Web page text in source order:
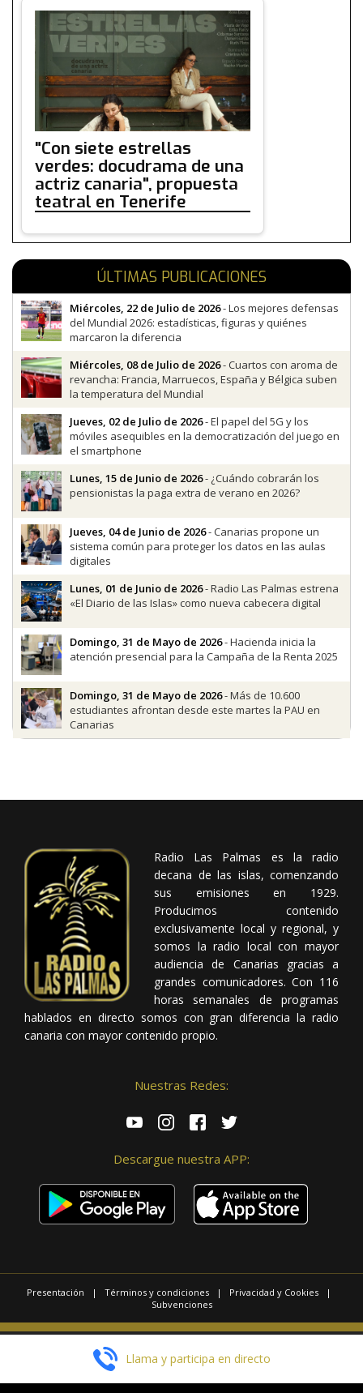
"Con siete estrellas
verdes: docudrama de una
actriz canaria", propuesta
teatral en Tenerife
ÚLTIMAS PUBLICACIONES
Miércoles, 22 de Julio de 2026- Los mejores defensas
del Mundial 2026: estadísticas, figuras y quiénes
marcaron la diferencia
Miércoles, 08 de Julio de 2026- Cuartos con aroma de
revancha: Francia, Marruecos, España y Bélgica suben
la temperatura del Mundial
Jueves, 02 de Julio de 2026- El papel del 5G y los
móviles asequibles en la democratización del juego en
el smartphone
Lunes, 15 de Junio de 2026- ¿Cuándo cobrarán los
pensionistas la paga extra de verano en 2026?
Jueves, 04 de Junio de 2026- Canarias propone un
sistema común para proteger los datos en las aulas
digitales
Lunes, 01 de Junio de 2026- Radio Las Palmas estrena
«El Diario de las Islas» como nueva cabecera digital
Domingo, 31 de Mayo de 2026- Hacienda inicia la
atención presencial para la Campaña de la Renta 2025
Domingo, 31 de Mayo de 2026- Más de 10.600
estudiantes afrontan desde este martes la PAU en
Canarias
Radio Las Palmas es la radio
decana de las islas, comenzando
sus emisiones en 1929.
Producimos contenido
exclusivamente local y regional, y
somos la radio local con mayor
audiencia de Canarias gracias a
grandes comunicadores. Con 116
horas semanales de programas
hablados en directo somos con gran diferencia la radio
canaria con mayor contenido propio.
Nuestras Redes:
Descargue nuestra APP:
Presentación | Términos y condiciones | Privacidad y Cookies |
Subvenciones
Página realizada porWeb Las Palmas
Llama y participa en directo